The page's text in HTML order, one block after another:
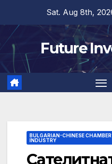
content
Sat. Aug 8th,
Future
BULGARIAN-CHINESE
INDUSTRY